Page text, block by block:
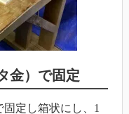
金）で固定
定し箱状にし、1